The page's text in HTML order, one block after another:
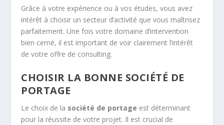
Grâce à votre expérience ou à vos études, vous avez
intérêt à choisir un secteur d’activité que vous maîtrisez
parfaitement. Une fois votre domaine d’intervention
bien cerné, il est important de voir clairement l’intérêt
de votre offre de consulting.
CHOISIR LA BONNE SOCIÉTÉ DE
PORTAGE
Le choix de la société de portage est déterminant
pour la réussite de votre projet. Il est crucial de